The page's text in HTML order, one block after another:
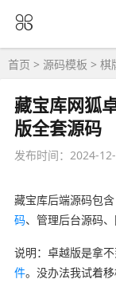
首页 > 源码模板 > 棋
藏宝库网狐
版全套源码
发布时间：2024-
藏宝库后端源码包
码、管理后台源码
说明：卓越版是拿
件。没办法我试着